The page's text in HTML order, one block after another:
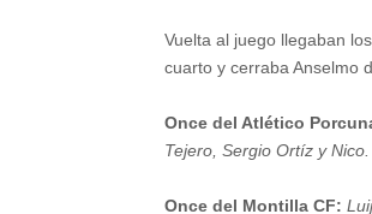
Vuelta al juego llegaban
cuarto y cerraba Anselmo
Once del Atlético
Tejero, Sergio Ortíz y Nico.
Once del Montilla CF: